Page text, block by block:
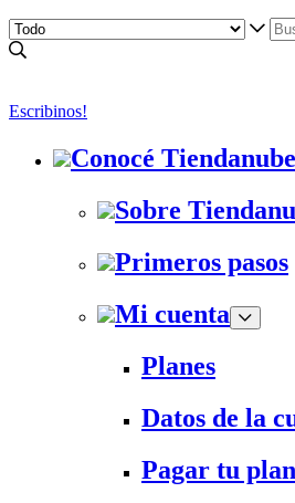
Escribinos!
Conocé Tiendanube
Sobre
Primeros pasos
Mi cuenta
Planes
Datos de la
Pagar tu plan